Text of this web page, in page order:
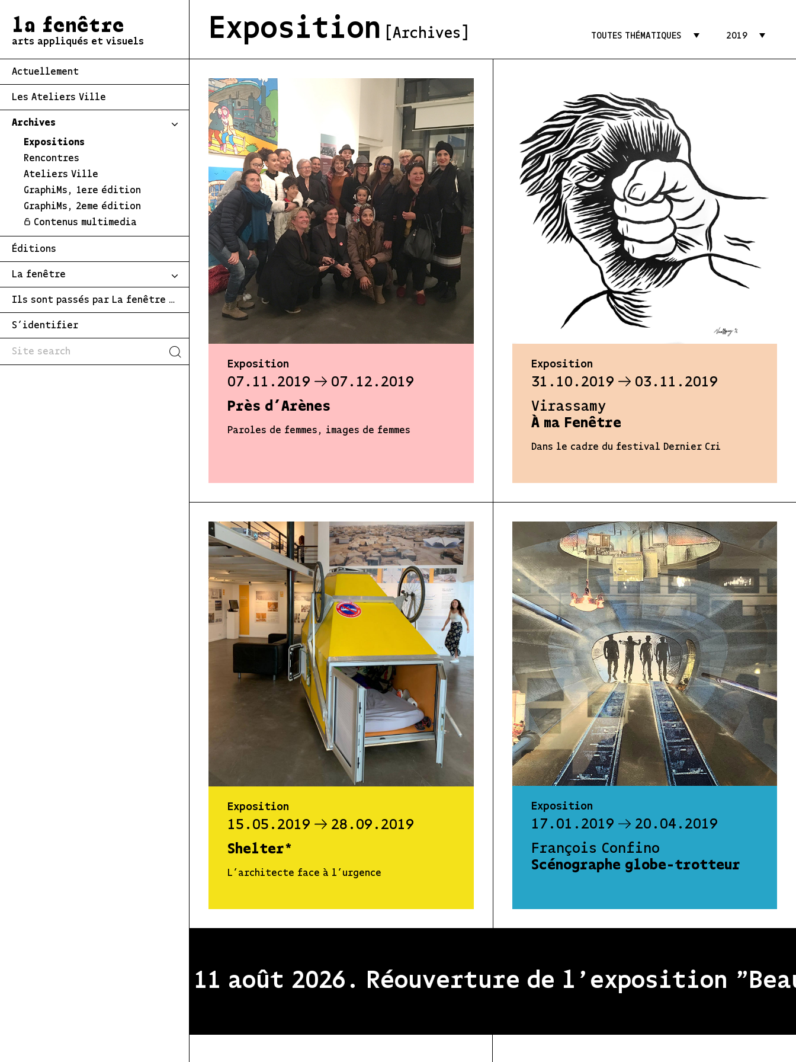
la fenêtre
arts appliqués et visuels
Actuellement
Les Ateliers Ville
Archives
Expositions
Rencontres
Ateliers Ville
GraphiMs, 1ere édition
GraphiMs, 2eme édition
Contenus multimedia
Éditions
La fenêtre
Ils sont passés par La fenêtre …
S’identifier
Exposition [Archives] TOUTES THÉMATIQUES 2019
Exposition
07.11.2019
07.12.2019
Près d’Arènes
Paroles de femmes, images de femmes
Exposition
31.10.2019
03.11.2019
Virassamy
À ma Fenêtre
Dans le cadre du festival Dernier Cri
Exposition
15.05.2019
28.09.2019
Shelter*
L’architecte face à l’urgence
Exposition
17.01.2019
20.04.2019
François Confino
Scénographe globe-trotteur
du 2 au 11 août 2026. Réouverture de l'exposition "Beaux